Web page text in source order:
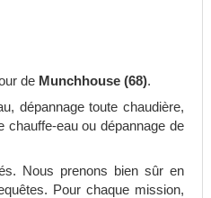
de Munchhouse (68).
dépannage toute chaudière,
chauffe-eau ou dépannage de
Nous prenons bien sûr en
Pour chaque mission,